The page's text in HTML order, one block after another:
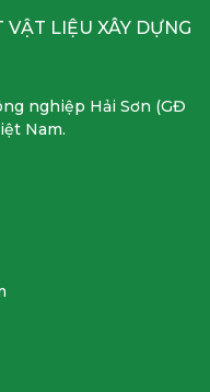
VẬT LIỆU XÂY DỰNG
nghiệp Hải Sơn (GĐ
Nam.